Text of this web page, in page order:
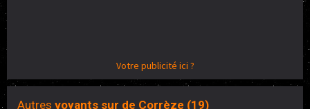
Votre publicité ici ?
Autres voyants sur de Corrèze (19)